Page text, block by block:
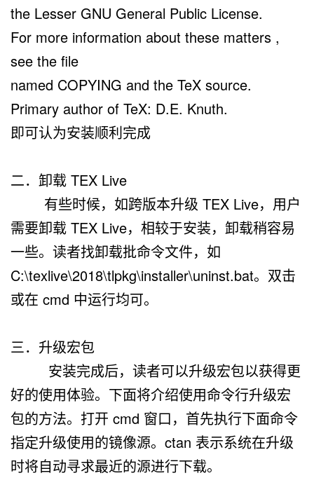
the Lesser GNU General Public License.
For more information about these matters ,
see the file
named COPYING and the TeX source.
Primary author of TeX: D.E. Knuth.
即可认为安装顺利完成
二．卸载 TEX Live
有些时候，如跨版本升级 TEX Live，用户
需要卸载 TEX Live，相较于安装，卸载稍容易
一些。读者找卸载批命令文件，如
C:\texlive\2018\tlpkg\installer\uninst.bat。双击
或在 cmd 中运行均可。
三．升级宏包
安装完成后，读者可以升级宏包以获得更
好的使用体验。下面将介绍使用命令行升级宏
包的方法。打开 cmd 窗口，首先执行下面命令
指定升级使用的镜像源。ctan 表示系统在升级
时将自动寻求最近的源进行下载。